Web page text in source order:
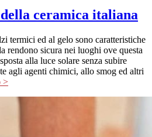
ceramica italiana
termici ed al gelo sono caratteristiche
rendono sicura nei luoghi ove questa
alla luce solare senza subire
agli agenti chimici, allo smog ed altri
>